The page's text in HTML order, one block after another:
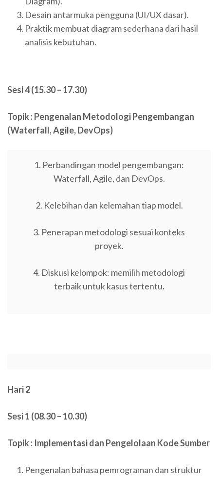
Desain antarmuka pengguna (UI/UX dasar).
Praktik membuat diagram sederhana dari hasil
analisis kebutuhan.
Sesi 4 (15.30 – 17.30)
Topik : Pengenalan Metodologi Pengembangan
(Waterfall, Agile, DevOps)
1. Perbandingan model pengembangan:
Waterfall, Agile, dan DevOps.
2. Kelebihan dan kelemahan tiap model.
3. Penerapan metodologi sesuai konteks
proyek.
4. Diskusi kelompok: memilih metodologi
terbaik untuk kasus tertentu.
Hari 2
Sesi 1 (08.30 – 10.30)
Topik : Implementasi dan Pengelolaan Kode Sumber
Pengenalan bahasa pemrograman dan struktur